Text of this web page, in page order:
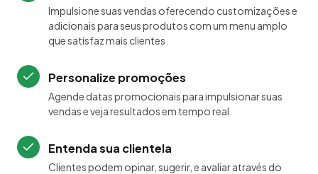
Impulsione suas vendas oferecendo customizações e
adicionais para seus produtos com um menu amplo
que satisfaz mais clientes.
Personalize promoções
Agende datas promocionais para impulsionar suas
vendas e veja resultados em tempo real.
Entenda sua clientela
Clientes podem opinar, sugerir, e avaliar através do